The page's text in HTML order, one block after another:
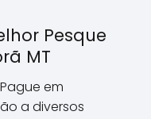
Pesque
MT
em
a diversos